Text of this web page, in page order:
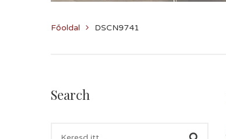
Főoldal DSCN9741
Search